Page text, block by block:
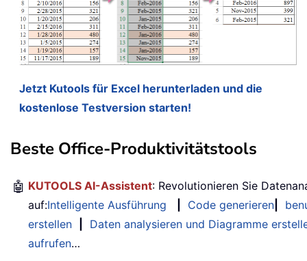
Jetzt Kutools für Excel herunterladen und die
kostenlose Testversion starten!
Beste Office-Produktivitätstools
🤖 KUTOOLS AI-Assistent: Revolutionieren Sie
auf:Intelligente Ausführung Code generieren
erstellen
Daten analysieren und Diagramme
aufrufen…